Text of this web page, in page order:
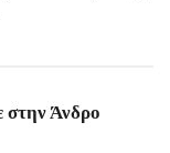
στην Άνδρο